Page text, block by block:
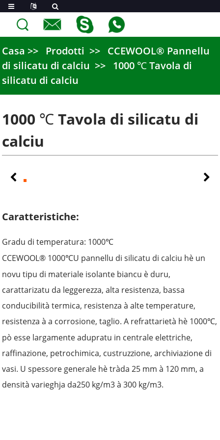
Casa Prodotti
CCEWOOL® Pannellu
di silicatu di calciu
1000 ℃ Tavola di
silicatu di calciu
1000 ℃ Tavola di silicatu di
calciu
Caratteristiche:
Gradu di temperatura: 1000℃
CCEWOOL® 1000℃U pannellu di silicatu di calciu hè un
novu tipu di materiale isolante biancu è duru,
carattarizatu da leggerezza, alta resistenza, bassa
conducibilità termica, resistenza à alte temperature,
resistenza à a corrosione, taglio. A refrattarietà hè 1000℃,
pò esse largamente adupratu in centrale elettriche,
raffinazione, petrochimica, custruzzione, archiviazione di
vasi. U spessore generale hè tràda 25 mm à 120 mm, a
densità varieghja da250 kg/m3 à 300 kg/m3.